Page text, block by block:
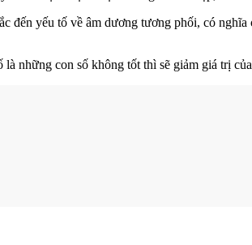
đến yếu tố về âm dương tương phối, có
những con số không tốt thì sẽ giảm giá trị